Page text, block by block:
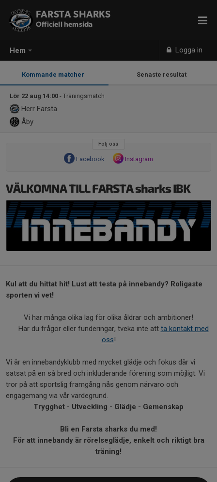
Hem Logga in
FARSTA SHARKS
Officiell hemsida
Kommande matcher Senaste resultat
Lör 22 aug 14:00 - Träningsmatch
Herr Farsta
Åby
Följ oss
Facebook Instagram
VÄLKOMNA TILL FARSTA sharks IBK
Kul att du hittat hit! Lust att testa på innebandy? Roligaste
sporten vi vet!
Vi har många olika lag för olika åldrar och ambitioner!
Har du frågor eller funderingar, tveka inte att ta kontakt med
oss!
Vi är en innebandyklubb med mycket glädje och fokus där vi
satsat på en så bred och inkluderande förening som möjligt. Vi
tror på att sportslig framgång nås genom närvaro och
engagemang via vår värdegrund.
Trygghet - Utveckling - Glädje - Gemenskap
Bli en Farsta sharks du med!
För att innebandy är rörelseglädje, enkelt och riktigt bra
träning!